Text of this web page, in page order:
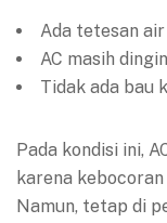
Ada tetesan
AC masih
Tidak ada bau
Pada kondisi ini,
karena
Namun, tetap di